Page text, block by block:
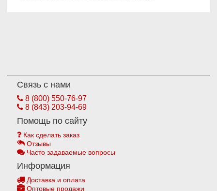
Связь с нами
8 (800) 550-76-97
8 (843) 203-94-69
Помощь по сайту
Как сделать заказ
Отзывы
Часто задаваемые вопросы
Информация
Доставка и оплата
Оптовые продажи